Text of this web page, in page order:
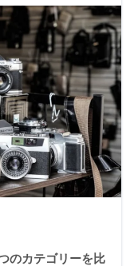
のカテゴリーを比